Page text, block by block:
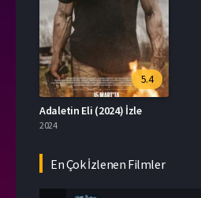
5.4
Adaletin Eli (2024) İzle
2024
En Çok İzlenen Filmler